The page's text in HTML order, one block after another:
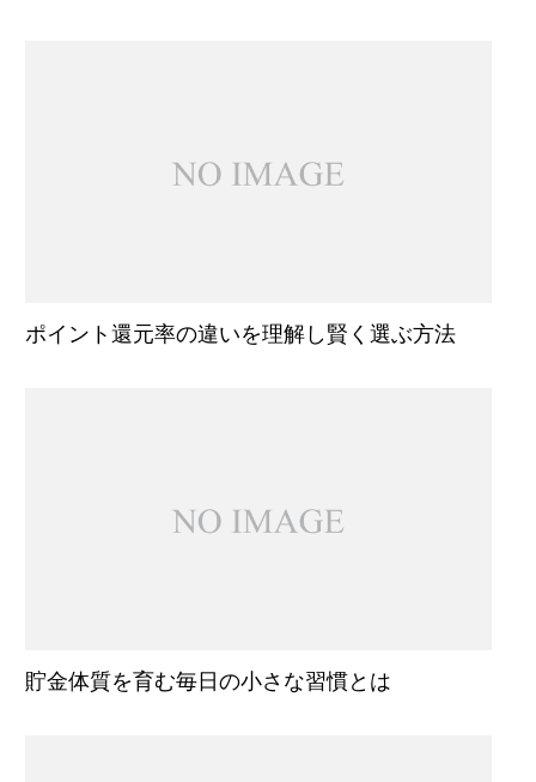
ポイント還元率の違いを理解し賢く選ぶ方法
貯金体質を育む毎日の小さな習慣とは